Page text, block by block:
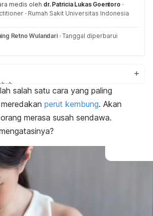
medis oleh dr. Patricia Lukas Goentoro ·
· Rumah Sakit Universitas Indonesia
Retno Wulandari · Tanggal diperbarui
perut kembung
salah satu cara yang paling
perut kembung. Akan
merasa susah sendawa.